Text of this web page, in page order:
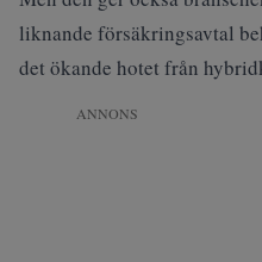
liknande försäkringsavtal
det ökande hotet från
ANNONS